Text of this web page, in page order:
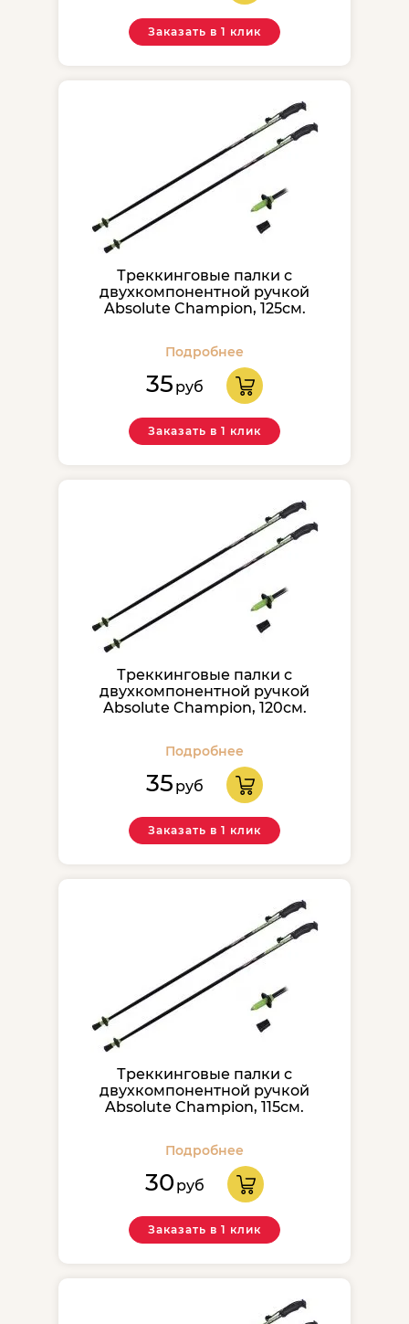
Заказать в 1 клик
Треккинговые палки с
двухкомпонентной ручкой
Absolute Champion, 125см.
Подробнее
35 руб
Заказать в 1 клик
Треккинговые палки с
двухкомпонентной ручкой
Absolute Champion, 120см.
Подробнее
35 руб
Заказать в 1 клик
Треккинговые палки с
двухкомпонентной ручкой
Absolute Champion, 115см.
Подробнее
30 руб
Заказать в 1 клик